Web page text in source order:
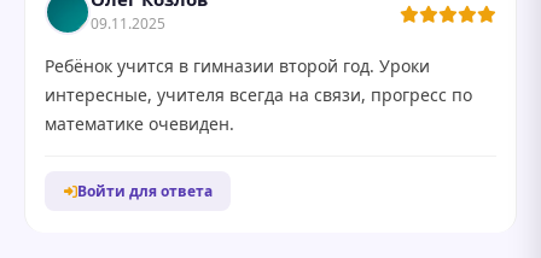
09.11.2025
Ребёнок учится в гимназии второй год. Уроки
интересные, учителя всегда на связи, прогресс по
математике очевиден.
Войти для ответа